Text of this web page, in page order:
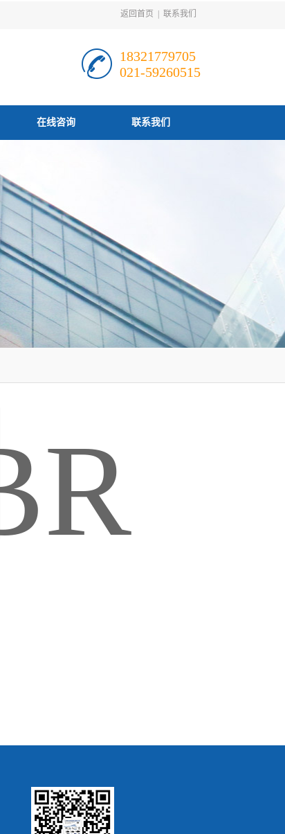
返回首页 联系我们
18321779705
021-59260515
在线咨询 联系我们